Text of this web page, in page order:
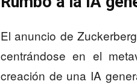
El anuncio de
centrándose en el
creación de una IA